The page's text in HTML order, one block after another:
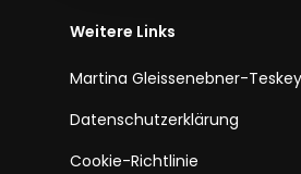
Weitere Links
Martina Gleissenebner-Teskey
Datenschutzerklärung
Cookie-Richtlinie